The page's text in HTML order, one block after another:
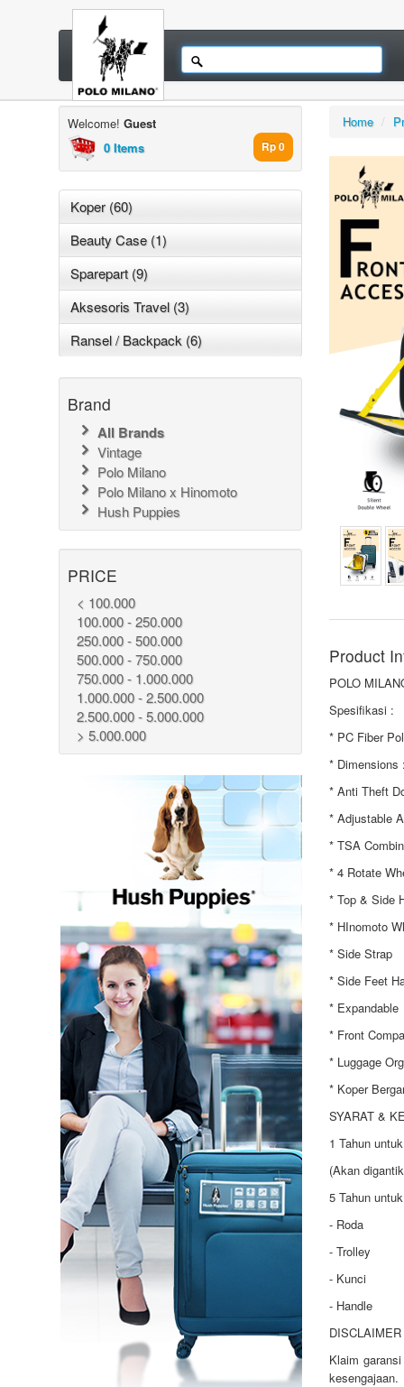
Welcome! Guest
0 Items
Rp 0
Koper (60)
Beauty Case (1)
Sparepart (9)
Aksesoris Travel (3)
Ransel / Backpack (6)
Brand
All Brands
Vintage
Polo Milano
Polo Milano x Hinomoto
Hush Puppies
PRICE
< 100.000
100.000 - 250.000
250.000 - 500.000
500.000 - 750.000
750.000 - 1.000.000
1.000.000 - 2.500.000
2.500.000 - 5.000.000
> 5.000.000
Home /
Product
POLO
Spesifikasi :
* PC Fiber
* Dimensions
* Anti Theft
* Adjustable
* TSA
* 4 Rotate
* Top & Side
* HInomoto
* Side Strap
* Side Feet
* Expandable
* Front
* Luggage
* Koper
SYARAT &
1 Tahun
(Akan
5 Tahun
- Roda
- Trolley
- Kunci
- Handle
Klaim
kesengajaan.